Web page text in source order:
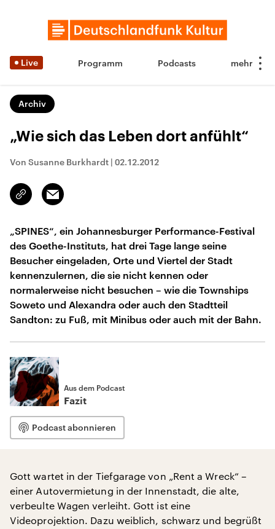
Live Programm Podcasts
Archiv
„Wie sich das Leben dort anfühlt“
Von Susanne Burkhardt | 02.12.2012
Link
kopieren/teilen
Email
„SPINES“, ein Johannesburger Performance-Festival
des Goethe-Instituts, hat drei Tage lange seine
Besucher eingeladen, Orte und Viertel der Stadt
kennenzulernen, die sie nicht kennen oder
normalerweise nicht besuchen – wie die Townships
Soweto und Alexandra oder auch den Stadtteil
Sandton: zu Fuß, mit Minibus oder auch mit der Bahn.
Aus dem Podcast
Fazit
Podcast abonnieren
Gott wartet in der Tiefgarage von „Rent a Wreck“ –
einer Autovermietung in der Innenstadt, die alte,
verbeulte Wagen verleiht. Gott ist eine
Videoprojektion. Dazu weiblich, schwarz und begrüßt